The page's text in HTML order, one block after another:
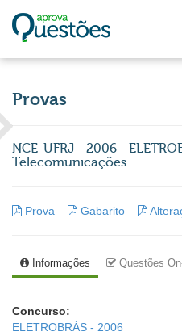
Provas
NCE-UFRJ - 2006 -
Telecomunicações
Prova Gabarito
Informações Questões
Concurso:
ELETROBRÁS - 2006